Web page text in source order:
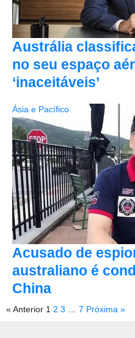
Austrália
no seu espaço
‘inaceitáveis’
Acusado de
australiano é
China
Ásia e Pacífico
« Anterior 1 2 3 7 Próxima »